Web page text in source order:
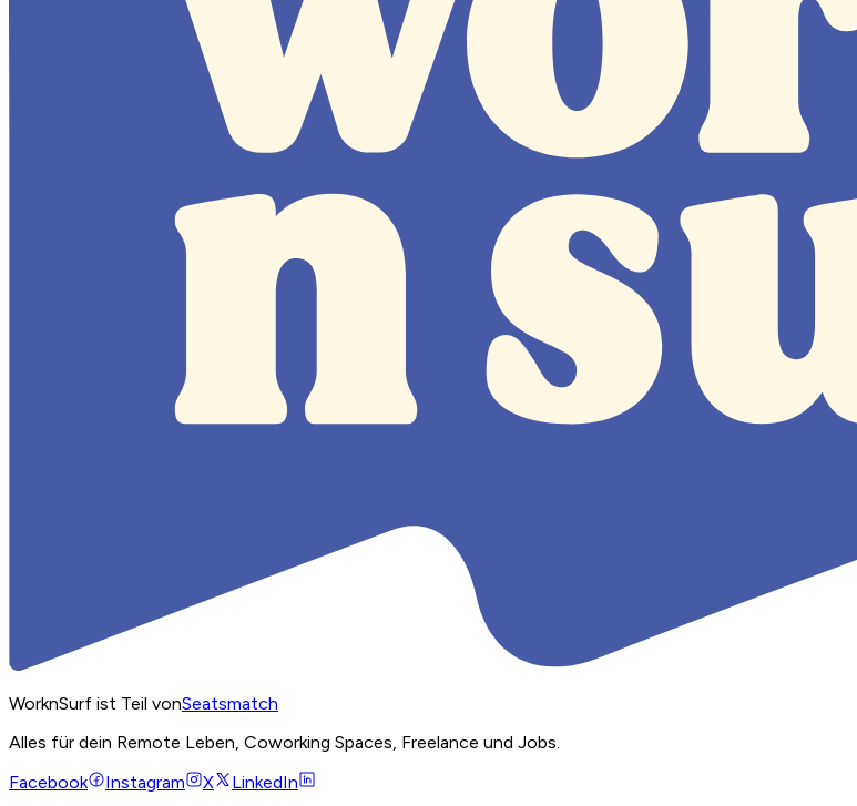
WorknSurf ist Teil vonSeatsmatch
Alles für dein Remote Leben, Coworking Spaces, Freelance und Jobs.
Facebook
Instagram X LinkedIn